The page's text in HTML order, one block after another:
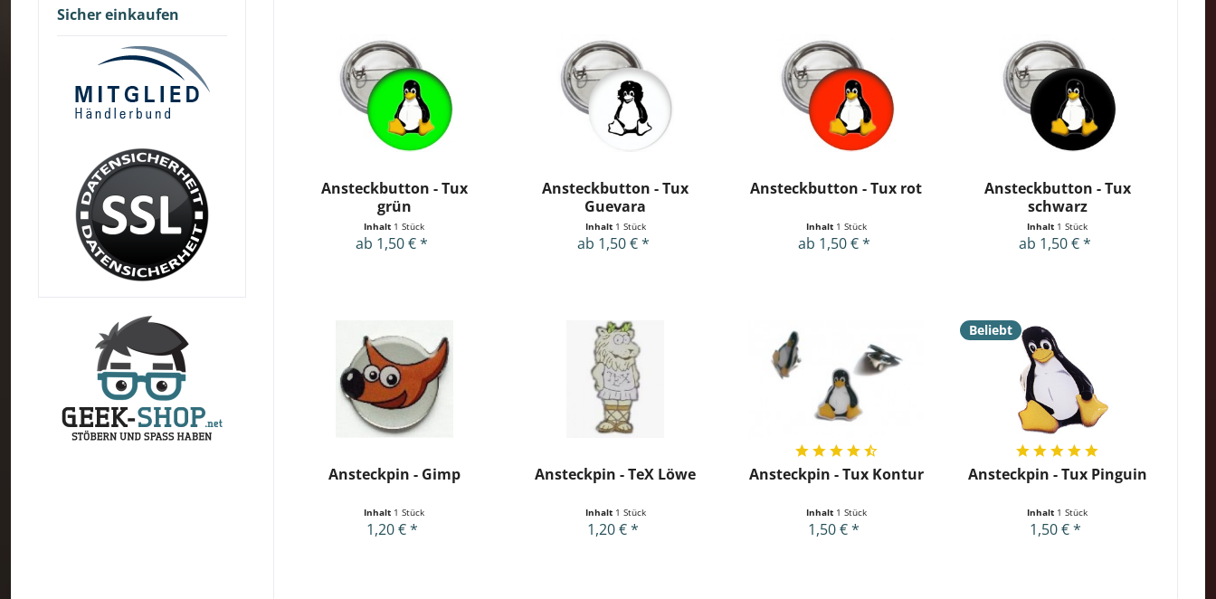
Sicher einkaufen
Ansteckbutton - Tux
grün
Inhalt 1 Stück
ab 1,50 € *
Ansteckbutton - Tux
Guevara
Inhalt 1 Stück
ab 1,50 € *
Ansteckbutton - Tux rot
Inhalt 1 Stück
ab 1,50 € *
Ansteckbutton - Tux
schwarz
Inhalt 1 Stück
ab 1,50 € *
Ansteckpin - Gimp
Inhalt 1 Stück
1,20 € *
Ansteckpin - TeX Löwe
Inhalt 1 Stück
1,20 € *
Ansteckpin - Tux Kontur
Inhalt 1 Stück
1,50 € *
Beliebt
Ansteckpin - Tux Pinguin
Inhalt 1 Stück
1,50 € *